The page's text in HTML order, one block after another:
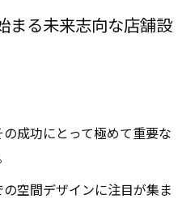
まる未来志向な店舗設
成功にとって極めて重要な
空間デザインに注目が集ま